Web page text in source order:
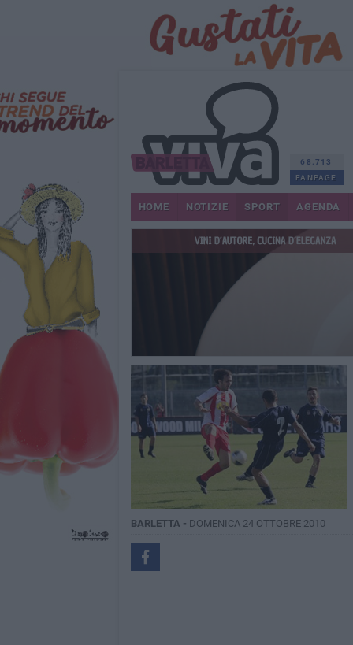
68.713
FANPAGE
HOME NOTIZIE SPORT AGENDA
BARLETTA - DOMENICA 24 OTTOBRE 2010